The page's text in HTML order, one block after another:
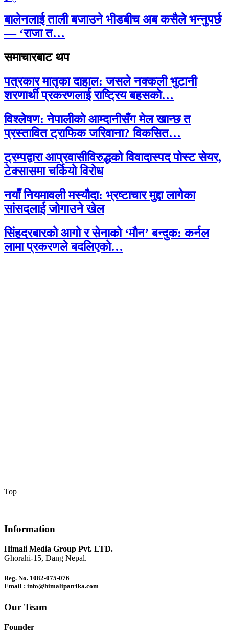
बालेनलाई ताली बजाउने भीडबीच अब कसैले भन्नुपर्छ
— ‘राजा त…
समाचारबाट थप
पत्रकार मातृका दाहाल: जसले नक्कली भुटानी
शरणार्थी प्रकरणलाई राष्ट्रिय बहसको…
विश्लेषण: नेपालीको आम्दानीसँग मेल खान्छ त
प्रस्तावित ट्राफिक जरिवाना? विकसित…
ट्रम्पद्वारा आप्रवासीविरुद्धको विवादास्पद पोस्ट सेयर,
टेक्सासमा चर्कियो विरोध
नयाँ नियमावली मस्यौदा: भ्रष्टाचार मुद्दा लागेका
सांसदलाई जोगाउने खेल
सिंहदरबारको आगो र सेनाको ‘मौन’ बन्दुक: कर्नल
लामा प्रकरणले बदलिएको…
Top
Information
Himali Media Group Pvt. LTD.
Ghorahi-15, Dang Nepal.
Reg. No. 1082-075-076
Email : info@himalipatrika.com
Our Team
Founder